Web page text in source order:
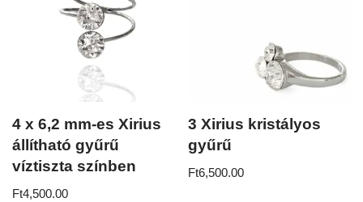
4 x 6,2 mm-es Xirius
állítható gyűrű
víztiszta színben
Ft4,500.00
3 Xirius kristályos
gyűrű
Ft6,500.00